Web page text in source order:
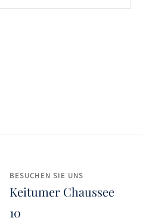
BESUCHEN SIE UNS
Keitumer Chaussee
10